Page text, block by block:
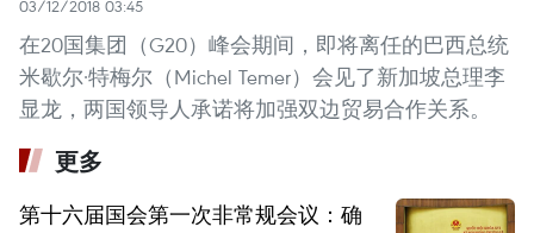
03/12/2018 03:45
在20国集团（G20）峰会期间，即将离任的巴西总统
米歇尔·特梅尔（Michel Temer）会见了新加坡总理李
显龙，两国领导人承诺将加强双边贸易合作关系。
更多
第十六届国会第一次非常规会议：确